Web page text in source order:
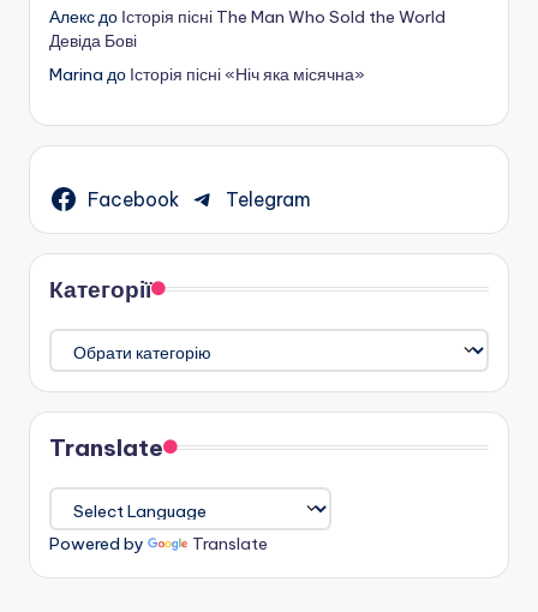
Алексдо Історія пісні The Man Who Sold the World
Девіда Бові
Marina до Історія пісні «Ніч яка місячна»
Facebook Telegram
Категорії
Translate
Powered by Translate